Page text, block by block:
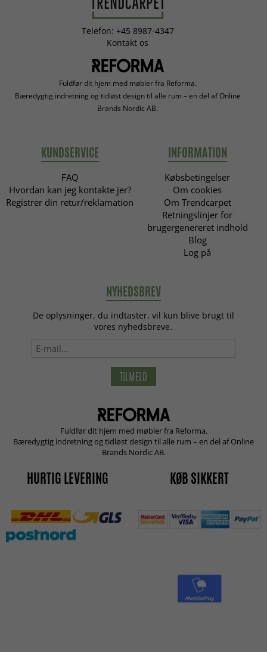
Telefon: +45 8987-4347
Kontakt os
Fuldfør dit hjem med møbler fra Reforma.
Bæredygtig indretning og tidløst design til alle rum – en del af Online
Brands Nordic AB.
KUNDSERVICE
FAQ
Hvordan kan jeg kontakte jer?
Registrer din retur/reklamation
INFORMATION
Købsbetingelser
Om cookies
Om Trendcarpet
Retningslinjer for
brugergenereret indhold
Blog
Log på
NYHEDSBREV
De oplysninger, du indtaster, vil kun blive brugt til
vores nyhedsbreve.
TILMELD
Fuldfør dit hjem med møbler fra Reforma.
Bæredygtig indretning og tidløst design til alle rum – en del af Online
Brands Nordic AB.
HURTIG LEVERING KØB SIKKERT